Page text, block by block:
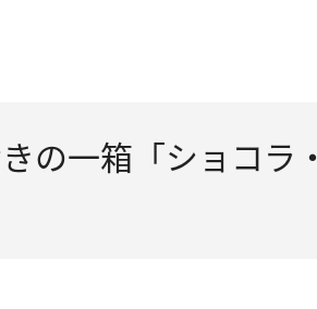
の一箱「ショコラ